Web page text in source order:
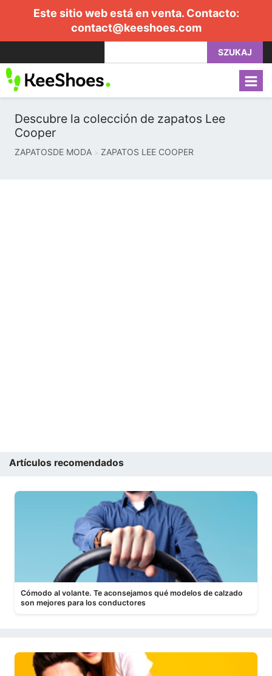
Este sitio web está en venta. Contacto:
contact@keeshoes.com
SZUKAJ
Descubre la colección de zapatos Lee
Cooper
ZAPATOSDE MODA ZAPATOS LEE COOPER
Artículos recomendados
Cómodo al volante. Te aconsejamos qué modelos de calzado
son mejores para los conductores